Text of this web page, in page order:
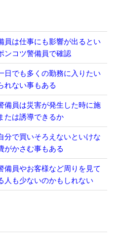
員は仕事にも影響が出るとい
ンコツ警備員で確認
日でも多くの勤務に入りたい
れない事もある
備員は災害が発生した時に施
たは誘導できるか
分で買いそろえないといけな
がかさむ事もある
備員やお客様など周りを見て
人も少ないのかもしれない